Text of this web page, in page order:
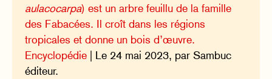
aulacocarpa) est un arbre feuillu de la famille
des Fabacées. Il croît dans les régions
tropicales et donne un bois d’œuvre.
Encyclopédie | Le 24 mai 2023, par Sambuc
éditeur.